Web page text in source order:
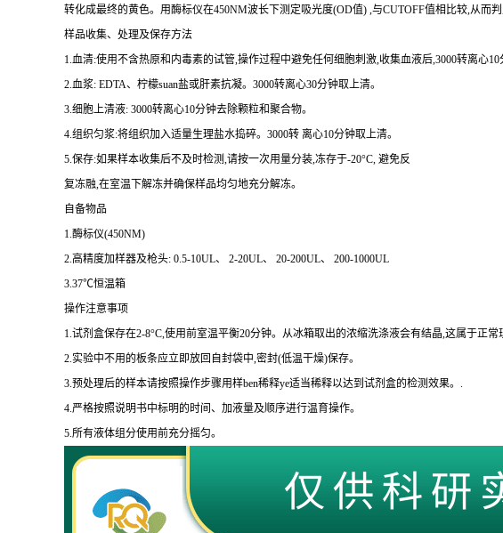
转化成最终的黄色。用酶标仪在450NM波长下测定吸光度(OD值) ,与CUTOFF值相比较,从而
样品收集、处理及保存方法
1.血清:使用不含热原和内毒素的试管,操作过程中避免任何细胞刺激,收集血液后,3000转离心10
2.血浆: EDTA、柠檬suan盐或肝素抗凝。 3000转离心30分钟取上清。
3.细胞上清液: 3000转离心10分钟去除颗粒和聚合物。
4.组织匀浆:将组织加入适量生理盐水捣碎。 3000转 离心10分钟取上清。
5.保存:如果样本收集后不及时检测,请按一次用量分装,冻存于-20°C, 避免反
复冻融,在室温下解冻并确保样品均匀地充分解冻。
自备物品
1.酶标仪(450NM)
2.高精度加样器及枪头: 0.5-10UL、 2-20UL、 20-200UL、 200-1000UL
3.37℃恒温箱
操作注意事项
1.试剂盒保存在2-8°C,使用前室温平衡20分钟。从冰箱取出的浓缩洗涤液会有结晶,这属于正常
2.实验中不用的板条应立即放回自封袋中,密封(低温干燥)保存。
3.预处理后的样本请按照操作步骤用样ben稀释ye适当稀释以达到试剂盒的检测效果。 .
4.严格按照说明书中标明的时间、加液量及顺序进行温育操作。
5.所有液体组分使用前充分摇匀。